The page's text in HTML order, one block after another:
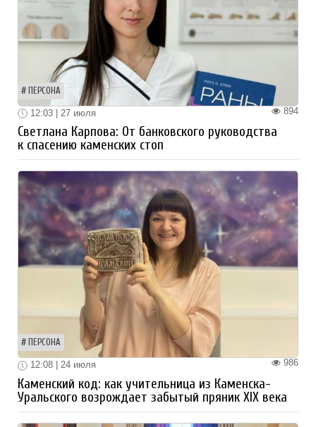
ПЕРСОНА
894
12:03 | 27 июля
Светлана Карпова: От банковского руководства
к спасению каменских стоп
ПЕРСОНА
986
12:08 | 24 июля
Каменский код: как учительница из Каменска-
Уральского возрождает забытый пряник XIX века